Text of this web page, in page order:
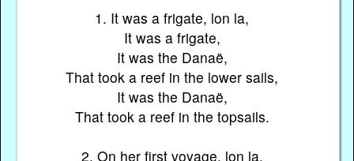
1. It was a frigate, lon la,
It was a frigate,
It was the Danaë,
That took a reef in the lower sails,
It was the Danaë,
That took a reef in the topsails.
2. On her first voyage, lon la,